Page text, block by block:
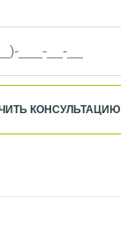
КОНСУЛЬТАЦИЮ